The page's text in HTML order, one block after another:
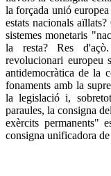
la forçada unió
estats nacionals
sistemes monetaris
la resta? Res
revolucionari europeu
antidemocràtica de la
fonaments amb la
la legislació i,
paraules, la consigna
exèrcits permanents"
consigna unificadora